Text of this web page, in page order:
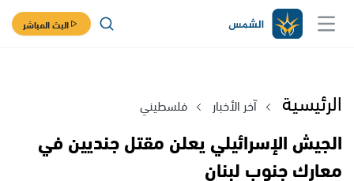
البث المباشر
الرئيسية آخر الأخبار فلسطيني
الجيش الإسرائيلي يعلن مقتل جنديين في
معارك جنوب لبنان